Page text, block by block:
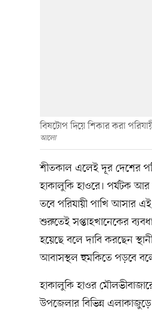
বিষটোপ দিয়ে শিকার করা
আলো
শীতকাল এলেই দূর দেশের
হাকালুকি হাওরে। পর্যটক আর
তবে পরিযায়ী পাখি আসার
শুরুতেই সপ্তাহখানেকের
হয়েছে বলে দাবি করছেন
আবাসস্থল হুমকিতে পড়বে
হাকালুকি হাওর
উপজেলার বিভিন্ন